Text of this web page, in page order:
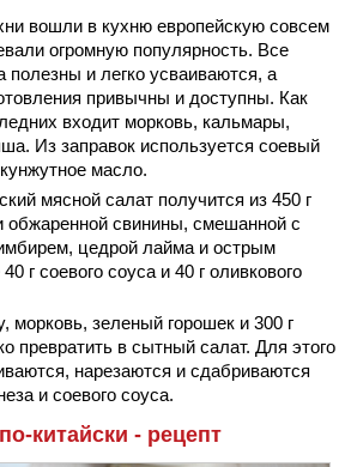
вошли в кухню европейскую совсем
огромную популярность. Все
полезны и легко усваиваются, а
привычны и доступны. Как
входит морковь, кальмары,
Из заправок используется соевый
масло.
мясной салат получится из 450 г
обжаренной свинины, смешанной с
цедрой лайма и острым
г соевого соуса и 40 г оливкового
морковь, зеленый горошек и 300 г
превратить в сытный салат. Для этого
нарезаются и сдабриваются
и соевого соуса.
китайски - рецепт